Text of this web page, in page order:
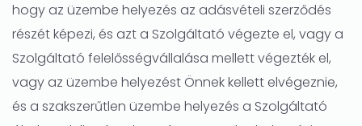
hogy az üzembe helyezés az adásvételi szerződés
részét képezi, és azt a Szolgáltató végezte el, vagy a
Szolgáltató felelősségvállalása mellett végezték el,
vagy az üzembe helyezést Önnek kellett elvégeznie,
és a szakszerűtlen üzembe helyezés a Szolgáltató